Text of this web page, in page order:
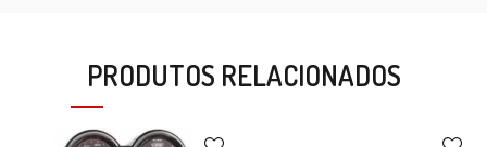
PRODUTOS RELACIONADOS